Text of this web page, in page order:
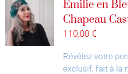
Émilie en
Chapeau
110,00 €
Révélez votre
exclusif, fait à la